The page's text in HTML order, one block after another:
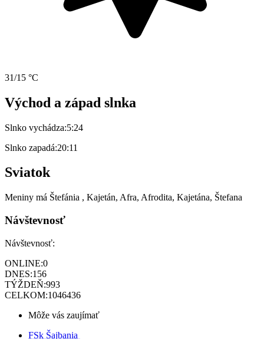
31/15 °C
Východ a západ slnka
Slnko vychádza:5:24
Slnko zapadá:20:11
Sviatok
Meniny má Štefánia , Kajetán, Afra, Afrodita, Kajetána, Štefana
Návštevnosť
Návštevnosť:
ONLINE:0
DNES:156
TÝŽDEŇ:993
CELKOM:1046436
Môže vás zaujímať
FSk Šajbania